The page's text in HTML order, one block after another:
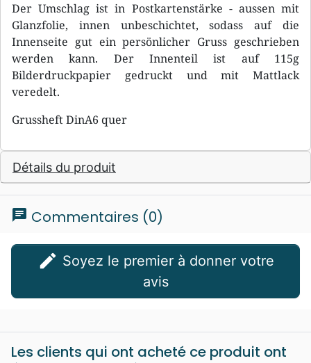
Der Umschlag ist in Postkartenstärke - aussen mit
Glanzfolie, innen unbeschichtet, sodass auf die
Innenseite gut ein persönlicher Gruss geschrieben
werden kann. Der Innenteil ist auf 115g
Bilderdruckpapier gedruckt und mit Mattlack
veredelt.
Grussheft DinA6 quer
Détails du produit
chat Commentaires (0)
edit
avis
Les clients qui ont acheté ce produit ont